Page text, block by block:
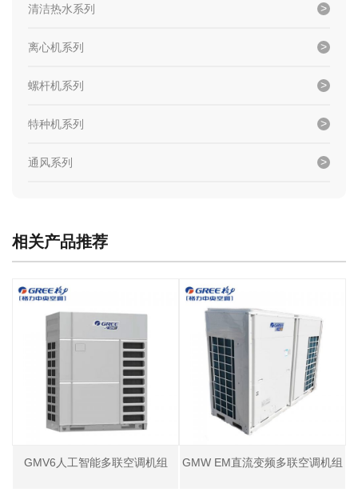
清洁热水系列
离心机系列
螺杆机系列
特种机系列
通风系列
相关产品推荐
GMV6人工智能多联空调机组 GMW EM直流变频多联空调机组